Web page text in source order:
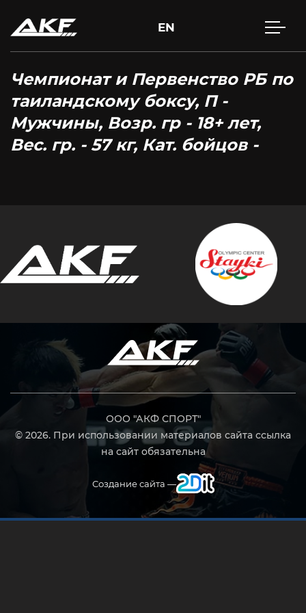
EN
Чемпионат и Первенство РБ по
таиландскому боксу, П -
Мужчины, Возр. гр - 18+ лет,
Вес. гр. - 57 кг, Кат. бойцов -
ООО "АКФ СПОРТ"
© 2026. При использовании материалов сайта ссылка
на сайт обязательна
Создание сайта —